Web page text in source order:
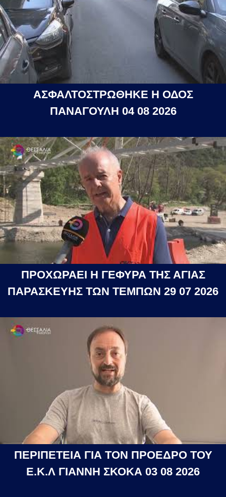
ΑΣΦΑΛΤΟΣΤΡΩΘΗΚΕ Η ΟΔΟΣ
ΠΑΝΑΓΟΥΛΗ 04 08 2026
ΠΡΟΧΩΡΑΕΙ Η ΓΕΦΥΡΑ ΤΗΣ ΑΓΙΑΣ
ΠΑΡΑΣΚΕΥΗΣ ΤΩΝ ΤΕΜΠΩΝ 29 07 2026
ΠΕΡΙΠΕΤΕΙΑ ΓΙΑ ΤΟΝ ΠΡΟΕΔΡΟ ΤΟΥ
Ε.Κ.Λ ΓΙΑΝΝΗ ΣΚΟΚΑ 03 08 2026